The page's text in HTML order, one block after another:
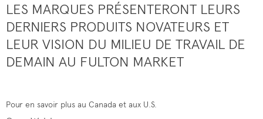
LES MARQUES PRÉSENTERONT LEURS
DERNIERS PRODUITS NOVATEURS ET
LEUR VISION DU MILIEU DE TRAVAIL DE
DEMAIN AU FULTON MARKET
Pour en savoir plus au Canada et aux U.S.